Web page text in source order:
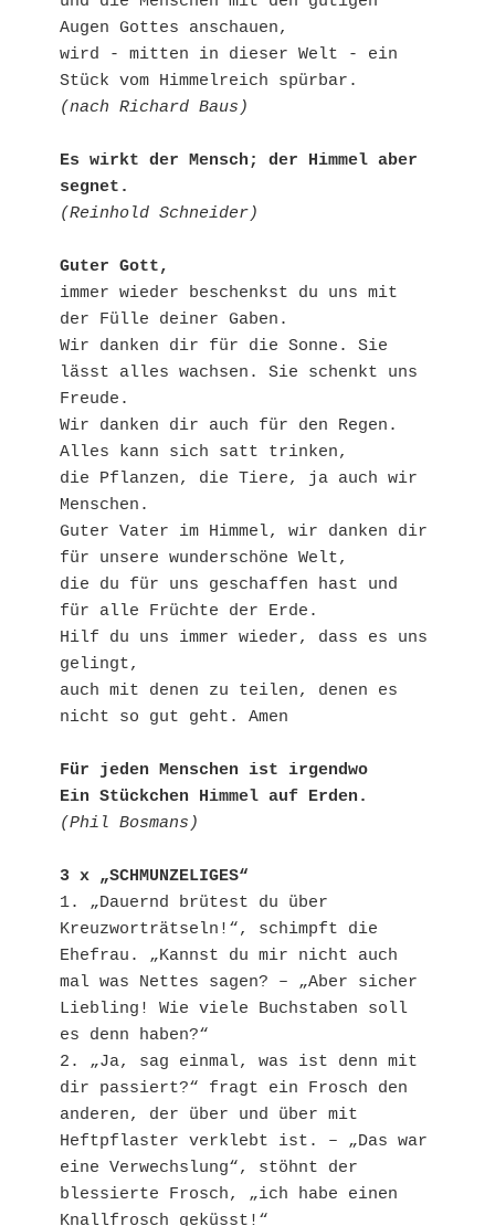
Augen Gottes anschauen,
wird - mitten in dieser Welt - ein
Stück vom Himmelreich spürbar.
(nach Richard Baus)
Es wirkt der Mensch; der Himmel aber
segnet.
(Reinhold Schneider)
Guter Gott,
immer wieder beschenkst du uns mit
der Fülle deiner Gaben.
Wir danken dir für die Sonne. Sie
lässt alles wachsen. Sie schenkt uns
Freude.
Wir danken dir auch für den Regen.
Alles kann sich satt trinken,
die Pflanzen, die Tiere, ja auch wir
Menschen.
Guter Vater im Himmel, wir danken dir
für unsere wunderschöne Welt,
die du für uns geschaffen hast und
für alle Früchte der Erde.
Hilf du uns immer wieder, dass es uns
gelingt,
auch mit denen zu teilen, denen es
nicht so gut geht. Amen
Für jeden Menschen ist irgendwo
Ein Stückchen Himmel auf Erden.
(Phil Bosmans)
3 x „SCHMUNZELIGES“
1. „Dauernd brütest du über
Kreuzworträtseln!“, schimpft die
Ehefrau. „Kannst du mir nicht auch
mal was Nettes sagen? – „Aber sicher
Liebling! Wie viele Buchstaben soll
es denn haben?“
2. „Ja, sag einmal, was ist denn mit
dir passiert?“ fragt ein Frosch den
anderen, der über und über mit
Heftpflaster verklebt ist. – „Das war
eine Verwechslung“, stöhnt der
blessierte Frosch, „ich habe einen
Knallfrosch geküsst!“